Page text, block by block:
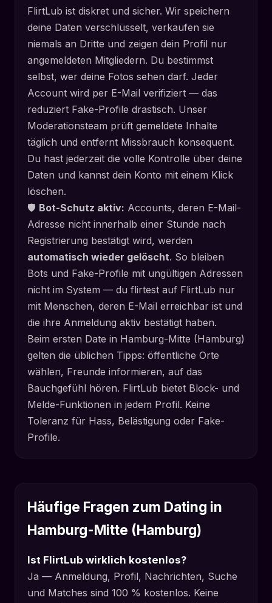
FlirtLub ist diskret und sicher. Wir speichern
deine Daten verschlüsselt, verkaufen sie
niemals an Dritte und zeigen dein Profil nur
angemeldeten Mitgliedern. Du bestimmst
selbst, wer deine Fotos sehen darf. Jeder
Account wird per E-Mail verifiziert — das
reduziert Fake-Profile drastisch. Unser
Moderationsteam prüft gemeldete Inhalte
täglich und entfernt Missbrauch konsequent.
Du hast jederzeit die volle Kontrolle über deine
Daten und kannst dein Konto mit einem Klick
löschen.
🛡️ Bot-Schutz aktiv: Accounts, deren E-Mail-
Adresse nicht innerhalb einer Stunde nach
Registrierung bestätigt wird, werden
automatisch wieder gelöscht. So bleiben
Bots und Fake-Profile mit ungültigen Adressen
nicht im System — du flirtest auf FlirtLub nur
mit Menschen, deren E-Mail erreichbar ist und
die ihre Anmeldung aktiv bestätigt haben.
Beim ersten Date in Hamburg-Mitte (Hamburg)
gelten die üblichen Tipps: öffentliche Orte
wählen, Freunde informieren, auf das
Bauchgefühl hören. FlirtLub bietet Block- und
Melde-Funktionen in jedem Profil. Keine
Toleranz für Hass, Belästigung oder Fake-
Profile.
Häufige Fragen zum Dating in
Hamburg-Mitte (Hamburg)
Ist FlirtLub wirklich kostenlos?
Ja — Anmeldung, Profil, Nachrichten, Suche
und Matches sind 100 % kostenlos. Keine